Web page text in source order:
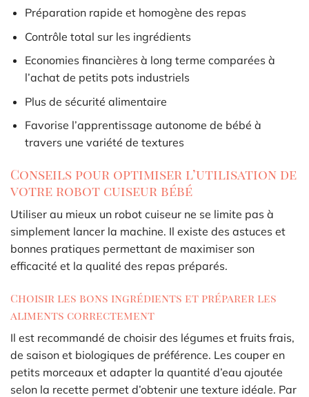
Préparation rapide et homogène des repas
Contrôle total sur les ingrédients
Economies financières à long terme comparées à
l’achat de petits pots industriels
Plus de sécurité alimentaire
Favorise l’apprentissage autonome de bébé à
travers une variété de textures
Conseils pour optimiser l’utilisation de
votre robot cuiseur bébé
Utiliser au mieux un robot cuiseur ne se limite pas à
simplement lancer la machine. Il existe des astuces et
bonnes pratiques permettant de maximiser son
efficacité et la qualité des repas préparés.
Choisir les bons ingrédients et préparer les
aliments correctement
Il est recommandé de choisir des légumes et fruits frais,
de saison et biologiques de préférence. Les couper en
petits morceaux et adapter la quantité d’eau ajoutée
selon la recette permet d’obtenir une texture idéale. Par